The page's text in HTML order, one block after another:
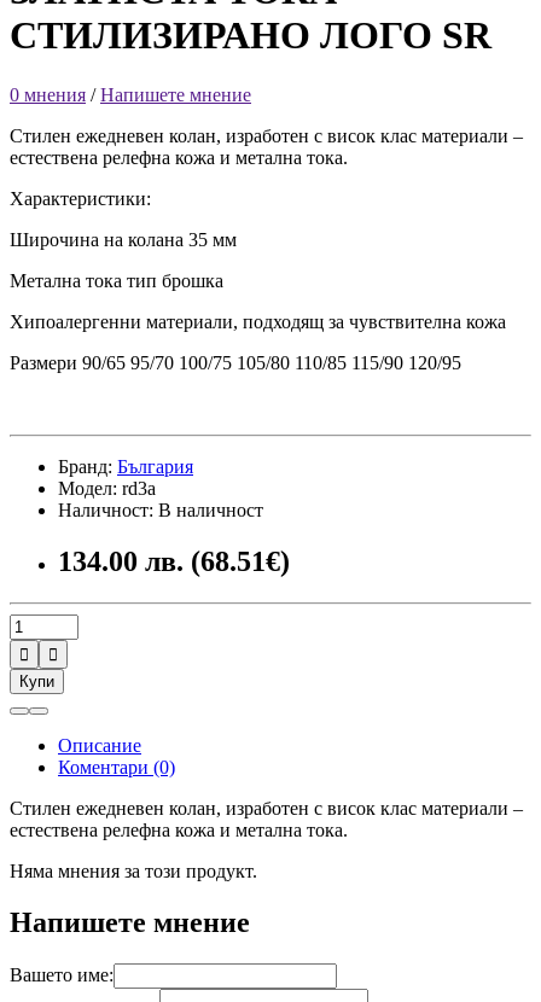
СТИЛИЗИРАНО ЛОГО SR
0 мнения /Напишете мнение
Стилен ежедневен колан, изработен с висок клас материали –
естествена релефна кожа и метална тока.
Характеристики:
Широчина на колана 35 мм
Метална тока тип брошка
Хипоалергенни материали, подходящ за чувствителна кожа
Размери 90/65 95/70 100/75 105/80 110/85 115/90 120/95
Бранд: България
Модел: rd3a
Наличност: В наличност
134.00 лв. (68.51€)


Купи
Описание
Коментари (0)
Стилен ежедневен колан, изработен с висок клас материали –
естествена релефна кожа и метална тока.
Няма мнения за този продукт.
Напишете мнение
Вашето име: